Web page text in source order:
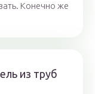
Конечно же
из труб